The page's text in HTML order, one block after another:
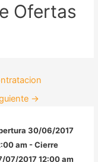
Ofertas
→
30/06/2017
am - Cierre
07/2017 12:00 am